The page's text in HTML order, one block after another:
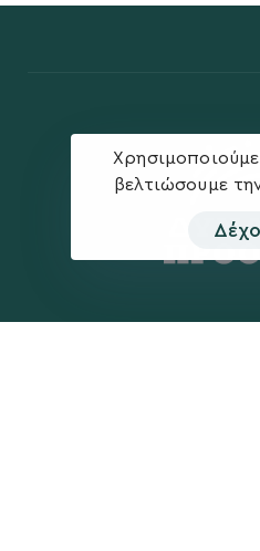
βελτιώσουμε